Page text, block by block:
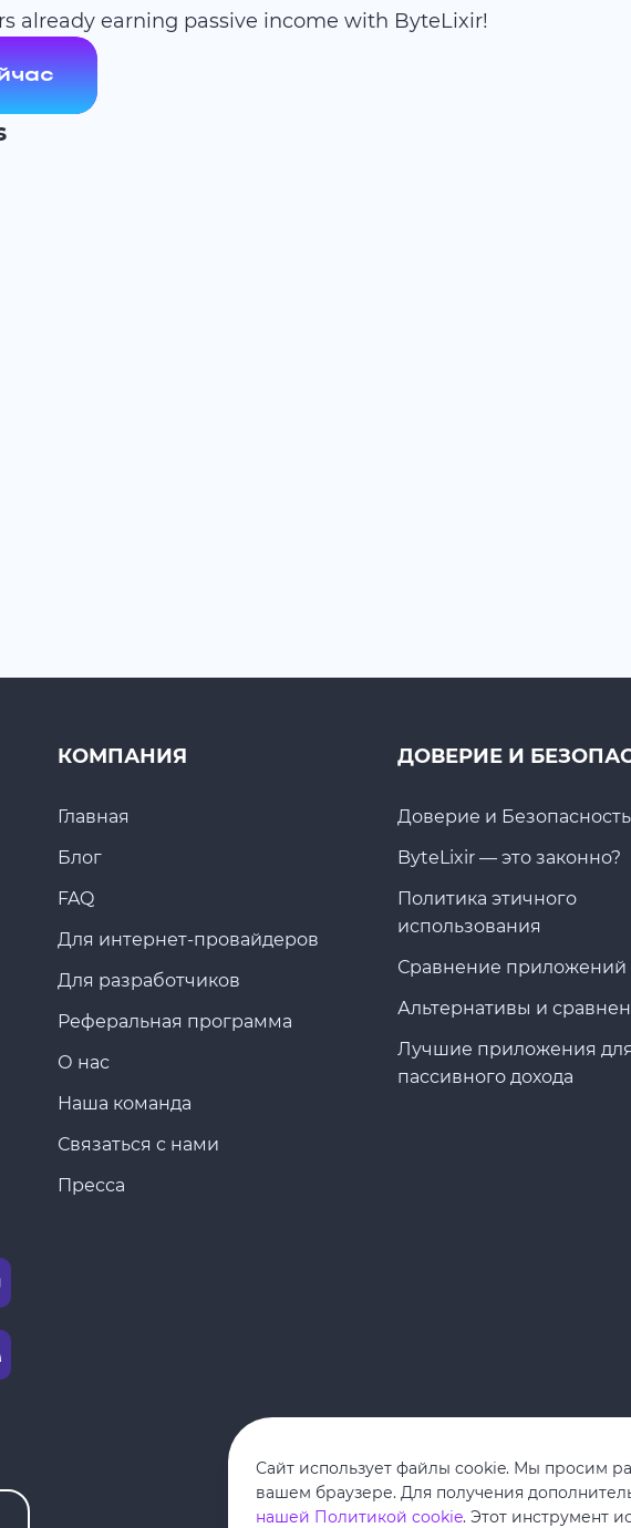
already earning passive income with ByteLixir!
КОМПАНИЯ
Главная
Блог
FAQ
Для интернет-провайдеров
Для разработчиков
Реферальная программа
О нас
Наша команда
Связаться с нами
Пресса
ДОВЕРИЕ И
Доверие и Безопасность
ByteLixir — это законно?
Политика этичного
использования
Сравнение приложений
Альтернативы и
Лучшие приложения для
пассивного дохода
Сайт использует файлы cookie. Мы просим
вашем браузере. Для получения
нашей Политикой cookie. Этот инструмент